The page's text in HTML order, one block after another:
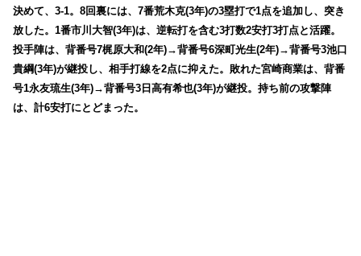
決めて、3-1。8回裏には、7番荒木克(3年)の3塁打で1点を追加し、突き
放した。1番市川大智(3年)は、逆転打を含む3打数2安打3打点と活躍。
投手陣は、背番号7梶原大和(2年)→背番号6深町光生(2年)→背番号3池口
貴綱(3年)が継投し、相手打線を2点に抑えた。敗れた宮崎商業は、背番
号1永友琉生(3年)→背番号3日高有希也(3年)が継投。持ち前の攻撃陣
は、計6安打にとどまった。